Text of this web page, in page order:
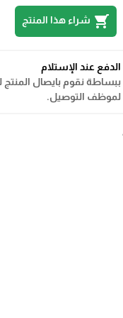
shopping_cart شراء هذا المنتج
الدفع عند الإستلام
ببساطة نقوم بايصال المنتج
لموظف التوصيل.